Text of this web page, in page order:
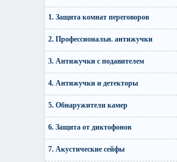
1. Защита комнат переговоров
2. Профессиональн. антижучки
3. Антижучки с подавителем
4. Антижучки и детекторы
5. Обнаружители камер
6. Защита от диктофонов
7. Акустические сейфы